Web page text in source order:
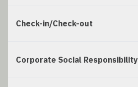
Check-in/Check-out
Corporate Social Responsibility